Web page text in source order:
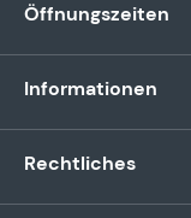
Öffnungszeiten
Informationen
Rechtliches